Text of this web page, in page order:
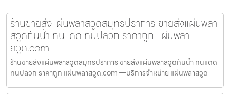
ร้านขายส่งแผ่นพลาสวูดสมุทรปราการ ขายส่งแผ่นพลา
สวูดกันน้ำ ทนแดด ทนปลวก ราคาถูก แผ่นพลา
สวูด.com
ร้านขายส่งแผ่นพลาสวูดสมุทรปราการ ขายส่งแผ่นพลาสวูดกันน้ำ ทนแดด
ทนปลวก ราคาถูก แผ่นพลาสวูด.com —บริการจำหน่าย แผ่นพลาสวูด